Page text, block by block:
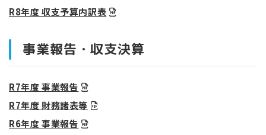
R8年度 収支予算内訳表
事業報告・収支決算
R7年度 事業報告
R7年度 財務諸表等
R6年度 事業報告